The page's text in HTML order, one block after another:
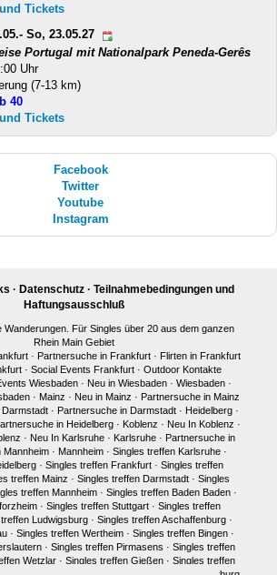
Tickets
So, 23.05.27
Portugal mit Nationalpark Peneda-Gerês
Uhr
(7-13 km)
40
Tickets
Facebook
Twitter
Youtube
Instagram
· Datenschutz· Teilnahmebedingungen und
Haftungsausschluß
Wanderungen. Für Singles über 20 aus dem ganzen
Rhein Main Gebiet
· Partnersuche in Frankfurt · Flirten in Frankfurt
· Social Events Frankfurt · Outdoor Kontakte
Wiesbaden· Neu in Wiesbaden· Wiesbaden·
· Mainz · Neu in Mainz · Partnersuche in Mainz
Darmstadt· Partnersuche in Darmstadt· Heidelberg·
in Heidelberg · Koblenz · Neu In Koblenz ·
· Neu In Karlsruhe· Karlsruhe· Partnersuche in
Mannheim· Mannheim· Singles treffen Karlsruhe·
· Singles treffen Frankfurt · Singles treffen
treffen Mainz · Singles treffen Darmstadt· Singles
treffen Mannheim· Singles treffen Baden Baden·
· Singles treffen Stuttgart· Singles treffen
Ludwigsburg· Singles treffen Aschaffenburg·
· Singles treffen Wertheim · Singles treffen Bingen ·
· Singles treffen Pirmasens · Singles treffen
Wetzlar· Singles treffen Gießen· Singles treffen